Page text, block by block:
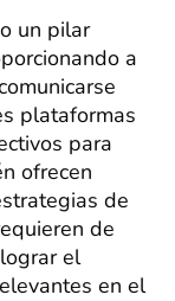
un pilar
a
plataformas
para
ofrecen
de
de
el
en el